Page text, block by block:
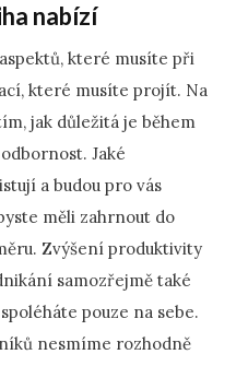
nabízí
které musíte při
které musíte projít. Na
jak důležitá je během
Jaké
a budou pro vás
měli zahrnout do
Zvýšení produktivity
samozřejmě také
pouze na sebe.
nesmíme rozhodně